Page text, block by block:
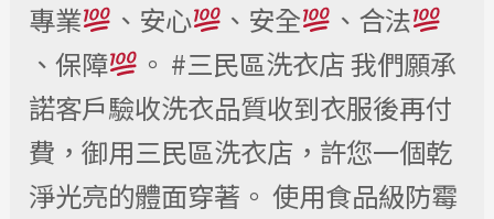
專業
、安心 、安全
、合法
、保障
。 #三民區洗衣店 我們願承
諾客戶驗收洗衣品質收到衣服後再付
費，御用三民區洗衣店，許您一個乾
淨光亮的體面穿著。 使用食品級防霉